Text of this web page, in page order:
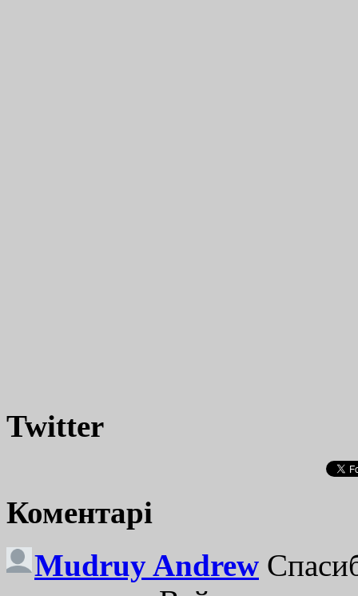
Twitter
Коментарі
Mudruy Andrew